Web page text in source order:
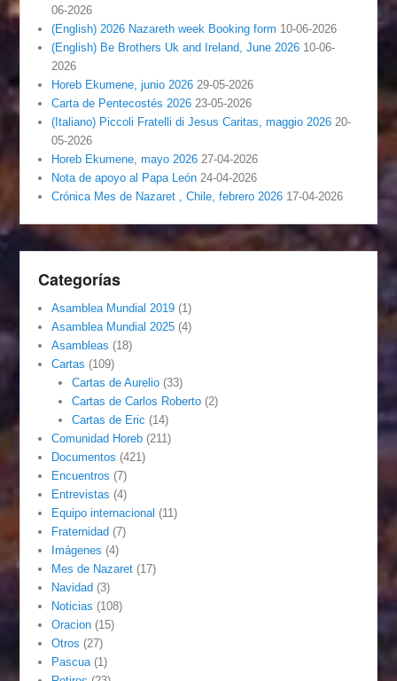
06-2026
(English) 2026 Nazareth week Booking form 10-06-2026
(English) Be Brothers Uk and Ireland, June 2026 10-06-
2026
Horeb Ekumene, junio 2026 29-05-2026
Carta de Pentecostés 2026 23-05-2026
(Italiano) Piccoli Fratelli di Jesus Caritas, maggio 2026 20-
05-2026
Horeb Ekumene, mayo 2026 27-04-2026
Nota de apoyo al Papa León 24-04-2026
Crónica Mes de Nazaret , Chile, febrero 2026 17-04-2026
Categorías
Asamblea Mundial 2019 (1)
Asamblea Mundial 2025 (4)
Asambleas (18)
Cartas (109)
Cartas de Aurelio(33)
Cartas de Carlos Roberto(2)
Cartas de Eric (14)
Comunidad Horeb (211)
Documentos (421)
Encuentros (7)
Entrevistas (4)
Equipo internacional (11)
Fraternidad (7)
Imágenes (4)
Mes de Nazaret (17)
Navidad (3)
Noticias (108)
Oracion (15)
Otros (27)
Pascua(1)